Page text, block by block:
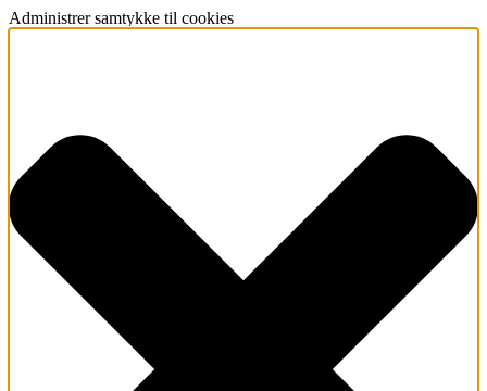
Administrer samtykke til cookies